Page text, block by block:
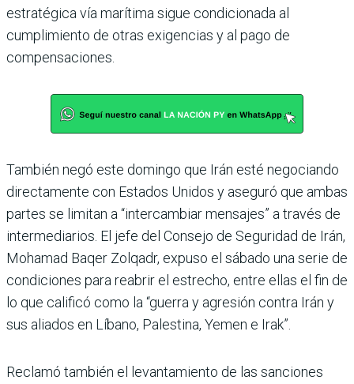
estratégica vía marítima sigue condicionada al
cumplimiento de otras exigencias y al pago de
compensaciones.
También negó este domingo que Irán esté negociando
directamente con Estados Unidos y aseguró que ambas
partes se limitan a “intercambiar mensajes” a través de
intermediarios. El jefe del Consejo de Seguridad de Irán,
Mohamad Baqer Zolqadr, expuso el sábado una serie de
condiciones para reabrir el estrecho, entre ellas el fin de
lo que calificó como la “guerra y agresión contra Irán y
sus aliados en Líbano, Palestina, Yemen e Irak”.
Reclamó también el levantamiento de las sanciones